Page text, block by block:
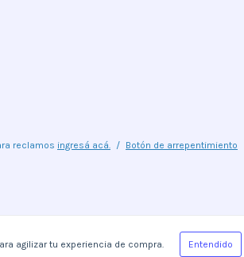
agilizar tu experiencia de compra. Entendido
reclamos ingresá acá. / Botón de arrepentimiento